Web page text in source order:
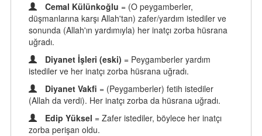
Cemal Külünkoğlu = (O peygamberler,
düşmanlarına karşı Allah'tan) zafer/yardım istediler ve
sonunda (Allah'ın yardımıyla) her inatçı zorba hüsrana
uğradı.
Diyanet İşleri (eski) = Peygamberler yardım
istediler ve her inatçı zorba hüsrana uğradı.
Diyanet Vakfi = (Peygamberler) fetih istediler
(Allah da verdi). Her inatçı zorba da hüsrana uğradı.
Edip Yüksel = Zafer istediler, böylece her inatçı
zorba perişan oldu.